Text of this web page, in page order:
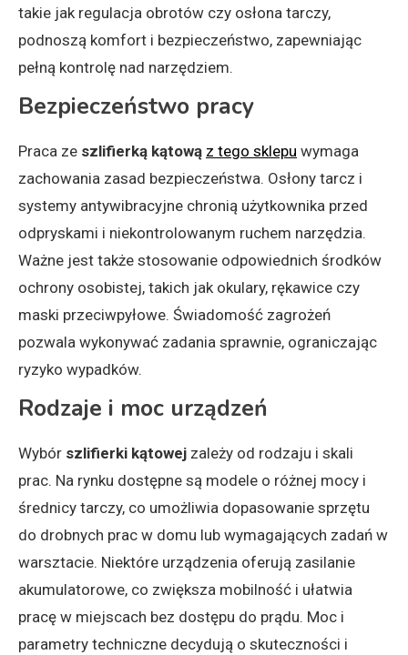
takie jak regulacja obrotów czy osłona tarczy,
podnoszą komfort i bezpieczeństwo, zapewniając
pełną kontrolę nad narzędziem.
Bezpieczeństwo pracy
Praca ze szlifierką kątową z tego sklepu wymaga
zachowania zasad bezpieczeństwa. Osłony tarcz i
systemy antywibracyjne chronią użytkownika przed
odpryskami i niekontrolowanym ruchem narzędzia.
Ważne jest także stosowanie odpowiednich środków
ochrony osobistej, takich jak okulary, rękawice czy
maski przeciwpyłowe. Świadomość zagrożeń
pozwala wykonywać zadania sprawnie, ograniczając
ryzyko wypadków.
Rodzaje i moc urządzeń
Wybór szlifierki kątowej zależy od rodzaju i skali
prac. Na rynku dostępne są modele o różnej mocy i
średnicy tarczy, co umożliwia dopasowanie sprzętu
do drobnych prac w domu lub wymagających zadań w
warsztacie. Niektóre urządzenia oferują zasilanie
akumulatorowe, co zwiększa mobilność i ułatwia
pracę w miejscach bez dostępu do prądu. Moc i
parametry techniczne decydują o skuteczności i